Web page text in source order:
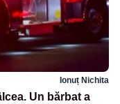
Ionuț Nichita
Un bărbat a